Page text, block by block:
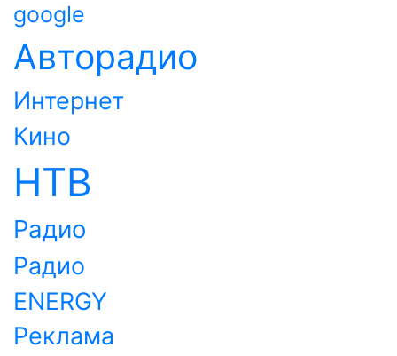
google
Авторадио
Интернет
Кино
НТВ
Радио
Радио
ENERGY
Реклама